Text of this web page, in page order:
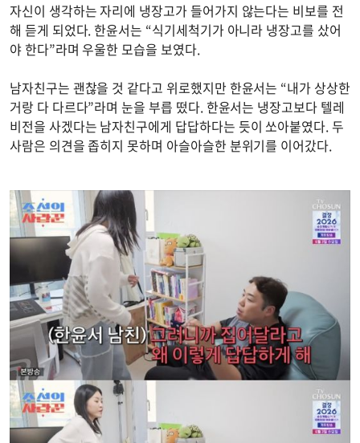
자신이 생각하는 자리에 냉장고가 들어가지 않는다는 비보를 전
해 듣게 되었다. 한윤서는 “식기세척기가 아니라 냉장고를 샀어
야 한다”라며 우울한 모습을 보였다.
남자친구는 괜찮을 것 같다고 위로했지만 한윤서는 “내가 상상한
거랑 다 다르다”라며 눈을 부릅 떴다. 한윤서는 냉장고보다 텔레
비전을 사겠다는 남자친구에게 답답하다는 듯이 쏘아붙였다. 두
사람은 의견을 좁히지 못하며 아슬아슬한 분위기를 이어갔다.